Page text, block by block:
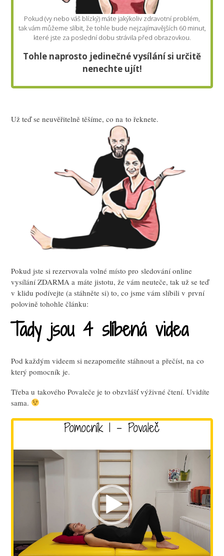
Pokud (vy nebo váš blízký) máte jakýkoliv zdravotní problém,
tak vám můžeme slíbit, že tohle bude nejzajímavějších 60 minut,
které jste za poslední dobu strávila před obrazovkou.
Tohle naprosto jedinečné vysílání si určitě
nenechte ujít!
Už teď se neuvěřitelně těšíme, co na to řeknete.
Pokud jste si rezervovala volné místo pro sledování online
vysílání ZDARMA a máte jistotu, že vám neuteče, tak už se teď
v klidu podívejte (a stáhněte si) to, co jsme vám slíbili v první
polovině tohohle článku:
Tady jsou 4 slíbená videa
Pod každým videem si nezapomeňte stáhnout a přečíst, na co
který pomocník je.
Třeba u takového Povaleče je to obzvlášť výživné čtení. Uvidíte
sama.
Pomocník 1 - Povaleč
Video
přehrávač